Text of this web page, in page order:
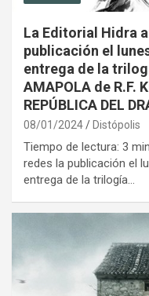
La Editorial Hidra
publicación el
entrega de la
AMAPOLA de R.F.
REPÚBLICA DEL
08/01/2024 Distópolis
Tiempo de lectura: 3
redes la publicación el
entrega de la trilogía…